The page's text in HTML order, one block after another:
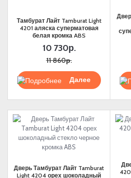
Тамбурат Лайт Tamburat Light
4201 аляска суперматовая
белая кромка ABS
10 730р.
11 860р.
Подробнее
Дверь Тамбурат Лайт Tamburat
Light 4204 орех шоколадный